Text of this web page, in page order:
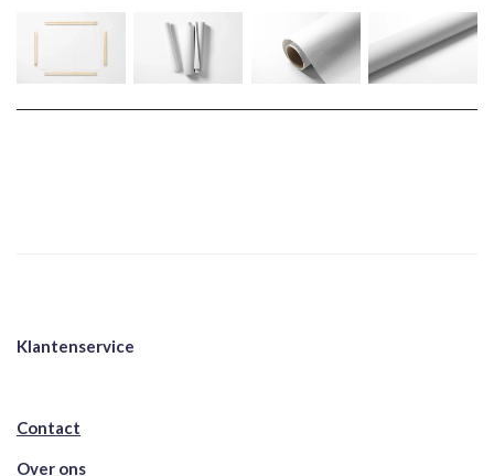
Klantenservice
Contact
Over ons